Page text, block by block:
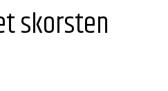
skorsten